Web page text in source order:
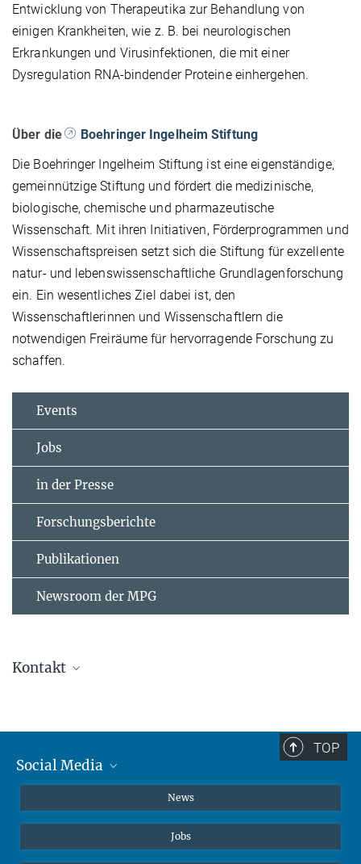
Entwicklung von Therapeutika zur Behandlung von
einigen Krankheiten, wie z. B. bei neurologischen
Erkrankungen und Virusinfektionen, die mit einer
Dysregulation RNA-bindender Proteine einhergehen.
Über die
Boehringer Ingelheim Stiftung
Die Boehringer Ingelheim Stiftung ist eine eigenständige,
gemeinnützige Stiftung und fördert die medizinische,
biologische, chemische und pharmazeutische
Wissenschaft. Mit ihren Initiativen, Förderprogrammen und
Wissenschaftspreisen setzt sich die Stiftung für exzellente
natur- und lebenswissenschaftliche Grundlagenforschung
ein. Ein wesentliches Ziel dabei ist, den
Wissenschaftlerinnen und Wissenschaftlern die
notwendigen Freiräume für hervorragende Forschung zu
schaffen.
Events
Jobs
in der Presse
Forschungsberichte
Publikationen
Newsroom der MPG
Kontakt
johann.jarzombek@...
TOP
Social Media
Facebook
News
Jobs